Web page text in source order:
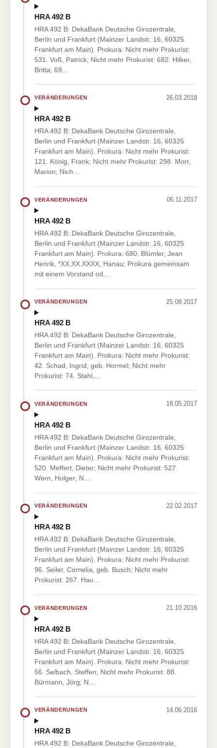
HRA 492 B
HRA 492 B: DekaBank Deutsche Girozentrale,
Berlin und Frankfurt (Mainzer Landstr. 16, 60325
Frankfurt am Main). Prokura: Nicht mehr Prokurist:
531. Voß, Patrick; Nicht mehr Prokurist: 682. Hilker,
Britta; 69…
VERÄNDERUNGEN 26.03.2018
HRA 492 B
HRA 492 B: DekaBank Deutsche Girozentrale,
Berlin und Frankfurt (Mainzer Landstr. 16, 60325
Frankfurt am Main). Prokura: Nicht mehr Prokurist:
121. König, Frank; Nicht mehr Prokurist: 298. Morr,
Marion; Nich…
VERÄNDERUNGEN 06.11.2017
HRA 492 B
HRA 492 B: DekaBank Deutsche Girozentrale,
Berlin und Frankfurt (Mainzer Landstr. 16, 60325
Frankfurt am Main). Prokura: 680. Blümler, Jean
Henrik, *XX.XX.XXXX, Hanau; Prokura gemeinsam
mit einem Vorstand od…
VERÄNDERUNGEN 25.08.2017
HRA 492 B
HRA 492 B: DekaBank Deutsche Girozentrale,
Berlin und Frankfurt (Mainzer Landstr. 16, 60325
Frankfurt am Main). Prokura: Nicht mehr Prokurist:
42. Schad, Ingrid, geb. Hormel; Nicht mehr
Prokurist: 74. Stahl,…
VERÄNDERUNGEN 18.05.2017
HRA 492 B
HRA 492 B: DekaBank Deutsche Girozentrale,
Berlin und Frankfurt (Mainzer Landstr. 16, 60325
Frankfurt am Main). Prokura: Nicht mehr Prokurist:
520. Meffert, Dieter; Nicht mehr Prokurist: 527.
Wern, Holger; N…
VERÄNDERUNGEN 22.02.2017
HRA 492 B
HRA 492 B: DekaBank Deutsche Girozentrale,
Berlin und Frankfurt (Mainzer Landstr. 16, 60325
Frankfurt am Main). Prokura: Nicht mehr Prokurist:
96. Seiler, Cornelia, geb. Busch; Nicht mehr
Prokurist: 267. Hau…
VERÄNDERUNGEN 21.10.2016
HRA 492 B
HRA 492 B: DekaBank Deutsche Girozentrale,
Berlin und Frankfurt (Mainzer Landstr. 16, 60325
Frankfurt am Main). Prokura: Nicht mehr Prokurist:
56. Selbach, Steffen; Nicht mehr Prokurist: 88.
Bürmann, Jörg; N…
VERÄNDERUNGEN 14.06.2016
HRA 492 B
HRA 492 B: DekaBank Deutsche Girozentrale,